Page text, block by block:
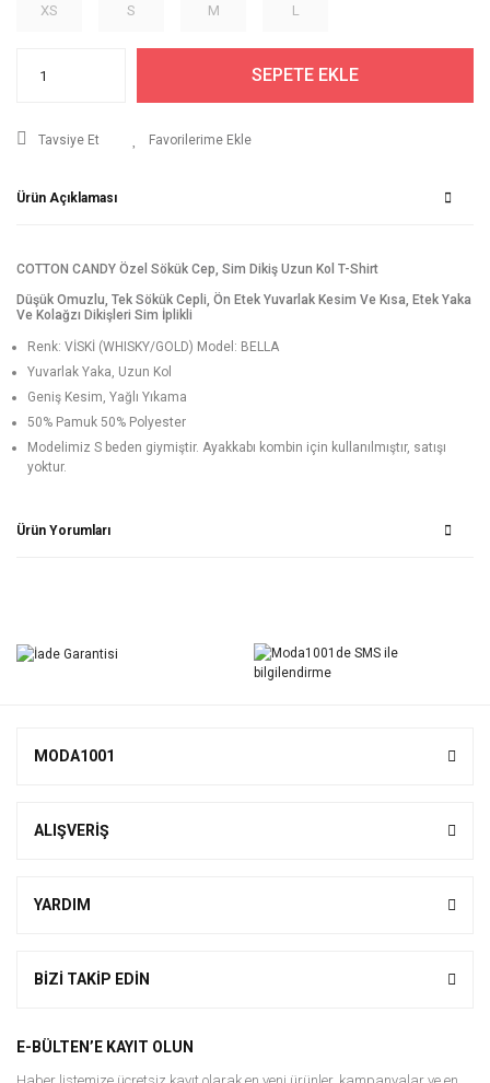
XS S M L
SEPETE EKLE
Tavsiye Et
Ürün Açıklaması
COTTON CANDY Özel Sökük Cep, Sim Dikiş Uzun Kol T-Shirt
Düşük Omuzlu, Tek Sökük Cepli, Ön Etek Yuvarlak Kesim Ve Kısa, Etek Yaka
Ve Kolağzı Dikişleri Sim İplikli
Renk: VİSKİ (WHISKY/GOLD) Model: BELLA
Yuvarlak Yaka, Uzun Kol
Geniş Kesim, Yağlı Yıkama
50% Pamuk 50% Polyester
Modelimiz S beden giymiştir. Ayakkabı kombin için kullanılmıştır, satışı
yoktur.
Ürün Yorumları
Yorum Yaz
MODA1001
ALIŞVERİŞ
YARDIM
BİZİ TAKİP EDİN
E-BÜLTEN’E KAYIT OLUN